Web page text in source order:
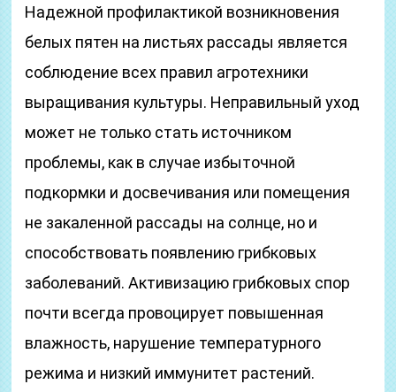
Надежной профилактикой возникновения
белых пятен на листьях рассады является
соблюдение всех правил агротехники
выращивания культуры. Неправильный уход
может не только стать источником
проблемы, как в случае избыточной
подкормки и досвечивания или помещения
не закаленной рассады на солнце, но и
способствовать появлению грибковых
заболеваний. Активизацию грибковых спор
почти всегда провоцирует повышенная
влажность, нарушение температурного
режима и низкий иммунитет растений.